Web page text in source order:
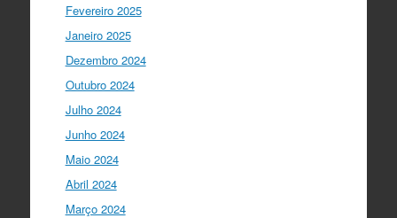
Fantastic closing up of
about "Communicating at the Speed of
Science" with the…
twitter.com/i/web/status/1…
Ciência Viva
"Hoje fazemos parte de equipas
europeias multidisciplinares que têm
um objetivo comum: a resolução de
problemas mun…
twitter.com/i/web/status/1…
Fevereiro 2025
Janeiro 2025
Dezembro 2024
Outubro 2024
Julho 2024
Junho 2024
Maio 2024
Abril 2024
Março 2024